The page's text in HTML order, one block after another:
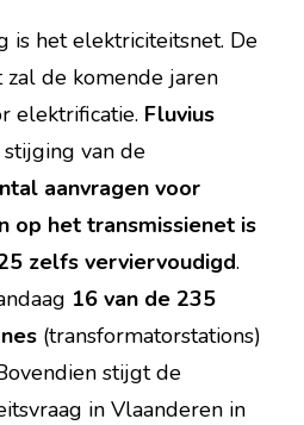
is het elektriciteitsnet. De
de komende jaren
elektrificatie. Fluvius
van de
aanvragen voor
op het transmissienet is
zelfs verviervoudigd.
16 van de 235
(transformatorstations)
stijgt de
in Vlaanderen in